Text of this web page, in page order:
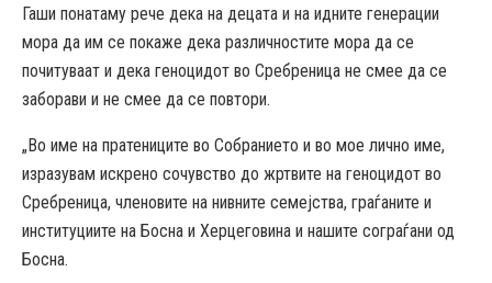
Гаши понатаму рече дека на децата и на идните генерации
мора да им се покаже дека различностите мора да се
почитуваат и дека геноцидот во Сребреница не смее да се
заборави и не смее да се повтори.
„Во име на пратениците во Собранието и во мое лично име,
изразувам искрено сочувство до жртвите на геноцидот во
Сребреница, членовите на нивните семејства, граѓаните и
институциите на Босна и Херцеговина и нашите сограѓани од
Босна.